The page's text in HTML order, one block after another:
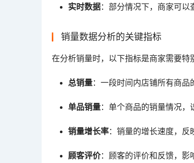
实时数据：部分情况下，商家可以
销量数据分析的关键指标
在分析销量时，以下指标是商家需要特
总销量：一段时间内店铺所有商品
单品销量：单个商品的销量情况，
销量增长率：销量的增长速度，反
顾客评价：顾客的评价和反馈，影